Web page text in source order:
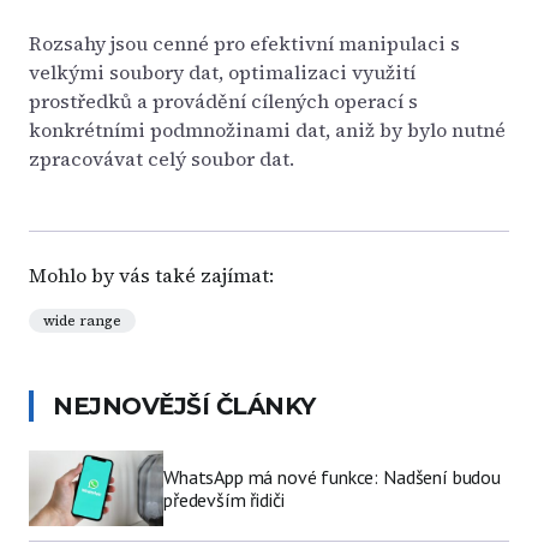
Rozsahy jsou cenné pro efektivní manipulaci s
velkými soubory dat, optimalizaci využití
prostředků a provádění cílených operací s
konkrétními podmnožinami dat, aniž by bylo nutné
zpracovávat celý soubor dat.
Mohlo by vás také zajímat:
wide range
NEJNOVĚJŠÍ ČLÁNKY
WhatsApp má nové funkce: Nadšení budou
především řidiči